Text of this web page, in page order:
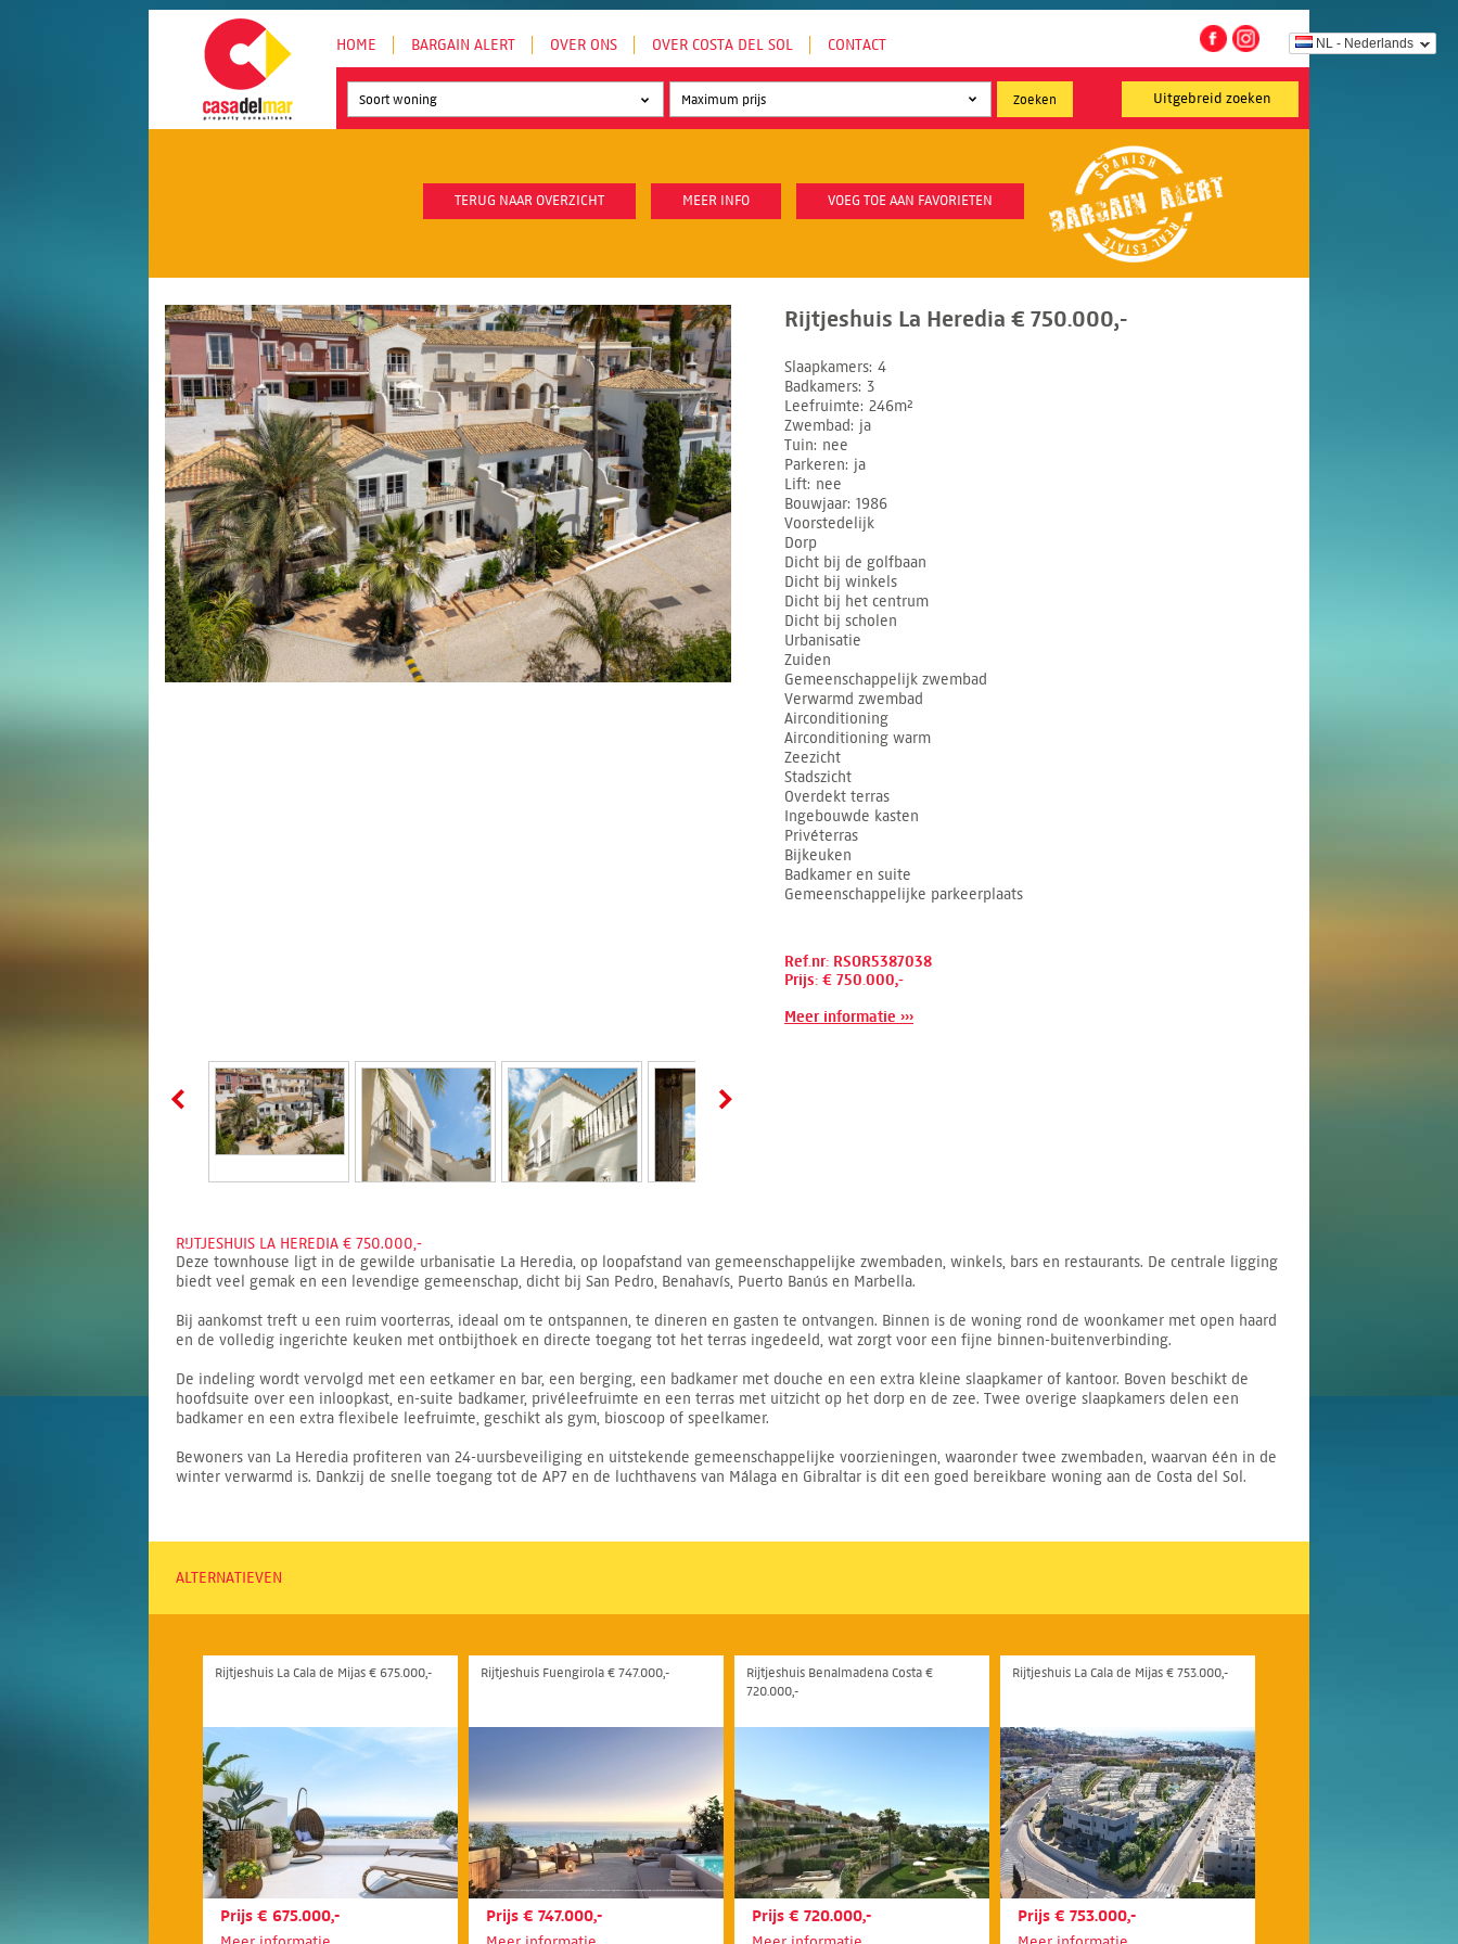
NL - Nederlands
HOME BARGAIN ALERT OVER ONS OVER COSTA DEL SOL CONTACT
Uitgebreid zoeken
Soort woning
TERUG NAAR OVERZICHT MEER INFO VOEG TOE AAN FAVORIETEN
Rijtjeshuis La Heredia € 750.000,-
Slaapkamers 4
Badkamers 3
Leefruimte 246m²
Zwembad
ja
Tuin nee
Parkeren ja
Lift nee
Bouwjaar 1986
Voorstedelijk
Dorp
Dicht bij de golfbaan
Dicht bij winkels
Dicht bij het centrum
Dicht bij scholen
Urbanisatie
Zuiden
Gemeenschappelijk zwembad
Verwarmd zwembad
Airconditioning
Airconditioning warm
Zeezicht
Stadszicht
Overdekt terras
Ingebouwde kasten
Privéterras
Bijkeuken
Badkamer en suite
Gemeenschappelijke parkeerplaats
Ref.nr: RSOR5387038
Prijs: € 750.000,-
Meer informatie ›››
RIJTJESHUIS LA HEREDIA € 750.000,-
Deze townhouse ligt in de gewilde urbanisatie La Heredia, op loopafstand van gemeenschappelijke zwembaden, winkels, bars en restaurants. De centrale ligging
biedt veel gemak en een levendige gemeenschap, dicht bij San Pedro, Benahavís, Puerto Banús en Marbella.
Bij aankomst treft u een ruim voorterras, ideaal om te ontspannen, te dineren en gasten te ontvangen. Binnen is de woning rond de woonkamer met open haard
en de volledig ingerichte keuken met ontbijthoek en directe toegang tot het terras ingedeeld, wat zorgt voor een fijne binnen-buitenverbinding.
De indeling wordt vervolgd met een eetkamer en bar, een berging, een badkamer met douche en een extra kleine slaapkamer of kantoor. Boven beschikt de
hoofdsuite over een inloopkast, en-suite badkamer, privéleefruimte en een terras met uitzicht op het dorp en de zee. Twee overige slaapkamers delen een
badkamer en een extra flexibele leefruimte, geschikt als gym, bioscoop of speelkamer.
Bewoners van La Heredia profiteren van 24-uursbeveiliging en uitstekende gemeenschappelijke voorzieningen, waaronder twee zwembaden, waarvan één in de
winter verwarmd is. Dankzij de snelle toegang tot de AP7 en de luchthavens van Málaga en Gibraltar is dit een goed bereikbare woning aan de Costa del Sol.
ALTERNATIEVEN
Rijtjeshuis La Cala de Mijas € 675.000,-
Prijs € 675.000,-
Rijtjeshuis Fuengirola € 747.000,-
Prijs € 747.000,-
Rijtjeshuis Benalmadena Costa €
720.000,-
Prijs € 720.000,-
Rijtjeshuis La Cala de Mijas € 753.000,-
Prijs € 753.000,-